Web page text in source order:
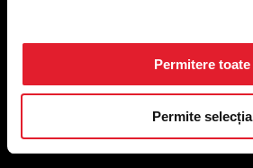
Permitere toate
Permite selecția
Restaurante
CAMERA 5, Etaj 2
Autorizații și avize